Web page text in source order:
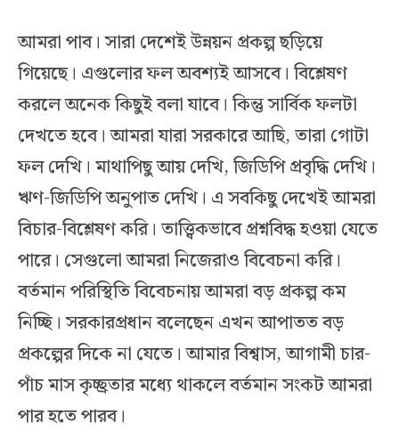
আমরা পাব। সারা দেশেই উন্নয়ন প্রকল্প ছড়িয়ে
গিয়েছে। এগুলোর ফল অবশ্যই আসবে। বিশ্লেষণ
করলে অনেক কিছুই বলা যাবে। কিন্তু সার্বিক ফলটা
দেখতে হবে। আমরা যারা সরকারে আছি, তারা গোটা
ফল দেখি। মাথাপিছু আয় দেখি, জিডিপি প্রবৃদ্ধি দেখি।
ঋণ-জিডিপি অনুপাত দেখি। এ সবকিছু দেখেই আমরা
বিচার-বিশ্লেষণ করি। তাত্ত্বিকভাবে প্রশ্নবিদ্ধ হওয়া যেতে
পারে। সেগুলো আমরা নিজেরাও বিবেচনা করি।
বর্তমান পরিস্থিতি বিবেচনায় আমরা বড় প্রকল্প কম
নিচ্ছি। সরকারপ্রধান বলেছেন এখন আপাতত বড়
প্রকল্পের দিকে না যেতে। আমার বিশ্বাস, আগামী চার-
পাঁচ মাস কৃচ্ছ্রতার মধ্যে থাকলে বর্তমান সংকট আমরা
পার হতে পারব।